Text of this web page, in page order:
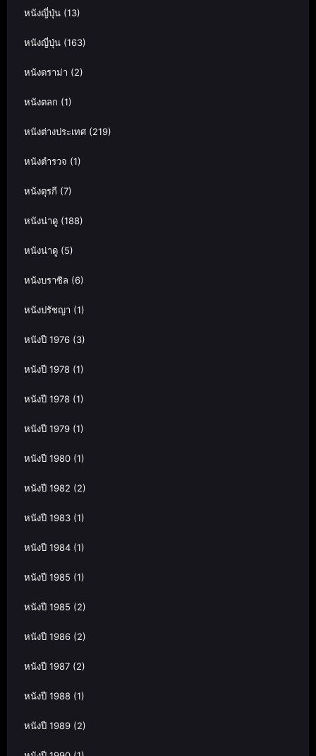
หนังญี่ปุ่น (13)
หนังญี่ปุ่น (163)
หนังดราม่า (2)
หนังตลก (1)
หนังต่างประเทศ (219)
หนังตำรวจ (1)
หนังตุรกี (7)
หนังน่าดู (188)
หนังน่าดู (5)
หนังบราซิล (6)
หนังปรัชญา (1)
หนังปี 1976 (3)
หนังปี 1978 (1)
หนังปี 1978 (1)
หนังปี 1979 (1)
หนังปี 1980 (1)
หนังปี 1982 (2)
หนังปี 1983 (1)
หนังปี 1984 (1)
หนังปี 1985 (1)
หนังปี 1985 (2)
หนังปี 1986 (2)
หนังปี 1987 (2)
หนังปี 1988 (1)
หนังปี 1989 (2)